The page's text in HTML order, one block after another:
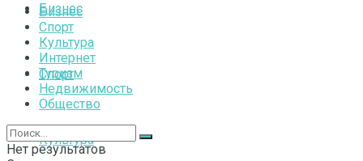
Бизнес
Спорт
Культура
Бизнес
Спорт
Культура
Интернет
Туризм
Недвижимость
Общество
Нет результатов